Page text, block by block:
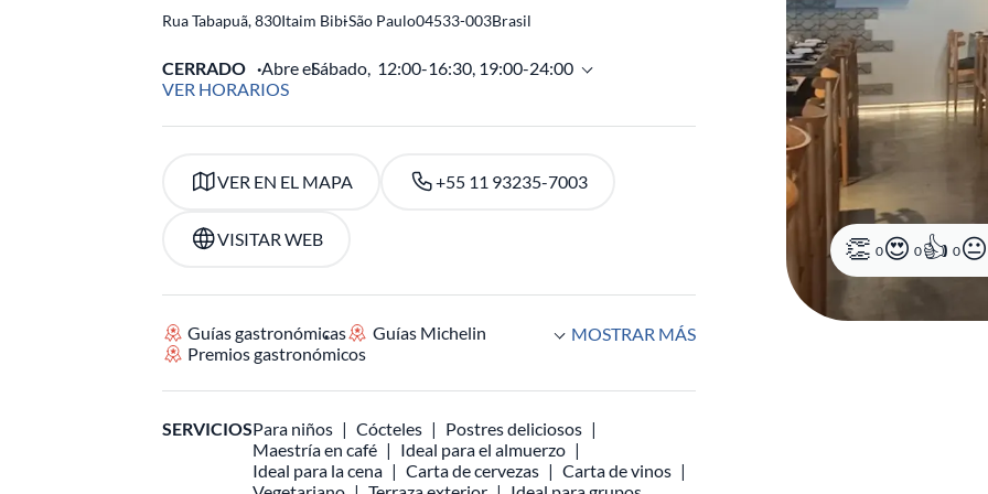
Rua Tabapuã, 830Itaim Bibi-São Paulo04533-003Brasil
CERRADO Abre elSábado, 12:00-16:30, 19:00-24:00
VER HORARIOS
VER EN EL MAPA +55 11 93235-7003
VISITAR WEB
Guías gastronómicas
Guías Michelin
Premios gastronómicos
MOSTRAR MÁS
SERVICIOSPara niños Cócteles
Postres deliciosos
Maestría en café
Ideal para el almuerzo
Ideal para la cena
Carta de cervezas
Carta de vinos